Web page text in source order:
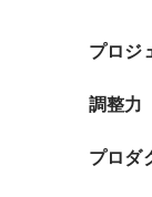
プロジ
調整力
プロダ